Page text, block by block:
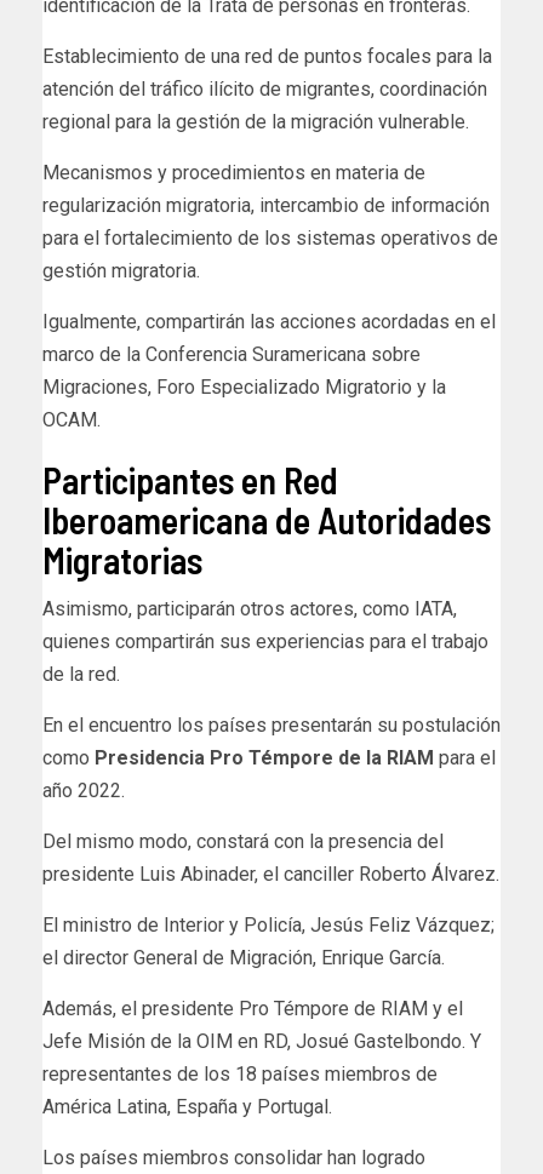
identificación de la Trata de personas en fronteras.
Establecimiento de una red de puntos focales para la
atención del tráfico ilícito de migrantes, coordinación
regional para la gestión de la migración vulnerable.
Mecanismos y procedimientos en materia de
regularización migratoria, intercambio de información
para el fortalecimiento de los sistemas operativos de
gestión migratoria.
Igualmente, compartirán las acciones acordadas en el
marco de la Conferencia Suramericana sobre
Migraciones, Foro Especializado Migratorio y la
OCAM.
Participantes en Red
Iberoamericana de Autoridades
Migratorias
Asimismo, participarán otros actores, como IATA,
quienes compartirán sus experiencias para el trabajo
de la red.
En el encuentro los países presentarán su postulación
como Presidencia Pro Témpore de la RIAM para el
año 2022.
Del mismo modo, constará con la presencia del
presidente Luis Abinader, el canciller Roberto Álvarez.
El ministro de Interior y Policía, Jesús Feliz Vázquez;
el director General de Migración, Enrique García.
Además, el presidente Pro Témpore de RIAM y el
Jefe Misión de la OIM en RD, Josué Gastelbondo. Y
representantes de los 18 países miembros de
América Latina, España y Portugal.
Los países miembros consolidar han logrado